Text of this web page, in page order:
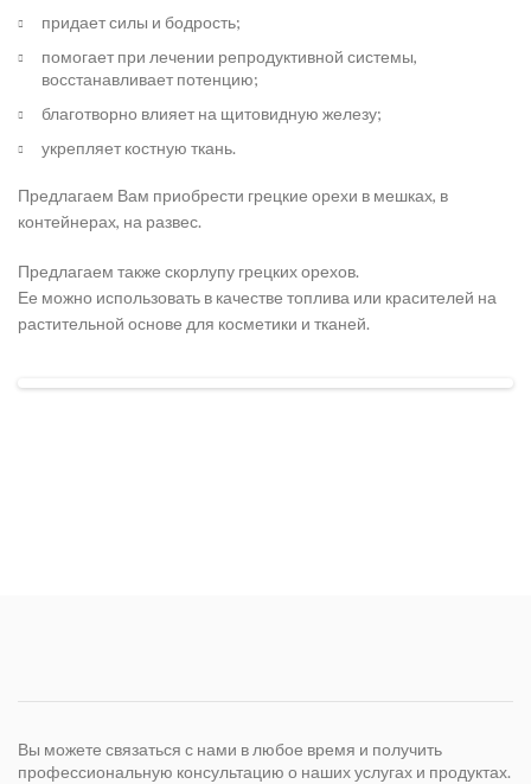
придает силы и бодрость;
помогает при лечении репродуктивной системы,
восстанавливает потенцию;
благотворно влияет на щитовидную железу;
укрепляет костную ткань.
Предлагаем Вам приобрести грецкие орехи в мешках, в
контейнерах, на развес.
Предлагаем также скорлупу грецких орехов.
Ее можно использовать в качестве топлива или красителей на
растительной основе для косметики и тканей.
Вы можете связаться с нами в любое время и получить
профессиональную консультацию о наших услугах и продуктах.